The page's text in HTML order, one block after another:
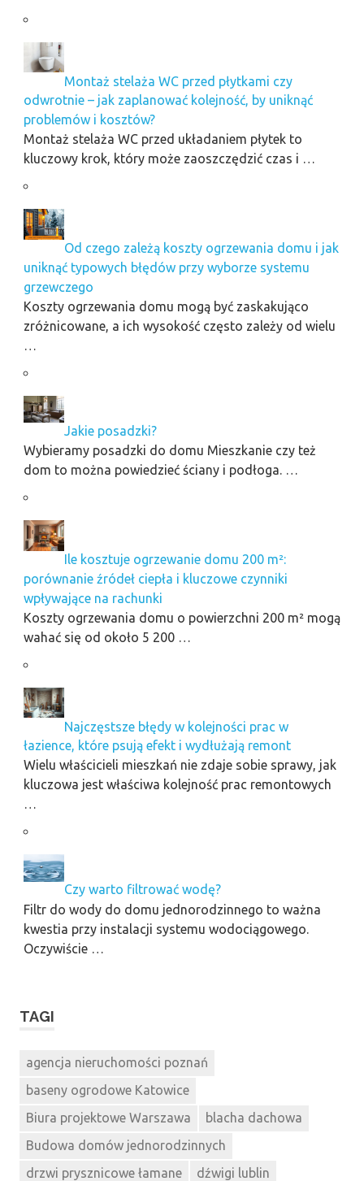
Montaż stelaża WC przed płytkami czy
odwrotnie – jak zaplanować kolejność, by uniknąć
problemów i kosztów?
Montaż stelaża WC przed układaniem płytek to
kluczowy krok, który może zaoszczędzić czas i …
Od czego zależą koszty ogrzewania domu i jak
uniknąć typowych błędów przy wyborze systemu
grzewczego
Koszty ogrzewania domu mogą być zaskakująco
zróżnicowane, a ich wysokość często zależy od wielu
…
Jakie posadzki?
Wybieramy posadzki do domu Mieszkanie czy też
dom to można powiedzieć ściany i podłoga. …
Ile kosztuje ogrzewanie domu 200 m²:
porównanie źródeł ciepła i kluczowe czynniki
wpływające na rachunki
Koszty ogrzewania domu o powierzchni 200 m² mogą
wahać się od około 5 200 …
Najczęstsze błędy w kolejności prac w
łazience, które psują efekt i wydłużają remont
Wielu właścicieli mieszkań nie zdaje sobie sprawy, jak
kluczowa jest właściwa kolejność prac remontowych
…
Czy warto filtrować wodę?
Filtr do wody do domu jednorodzinnego to ważna
kwestia przy instalacji systemu wodociągowego.
Oczywiście …
TAGI
agencja nieruchomości poznań
baseny ogrodowe Katowice
Biura projektowe Warszawa
blacha dachowa
Budowa domów jednorodzinnych
drzwi prysznicowe łamane
dźwigi lublin